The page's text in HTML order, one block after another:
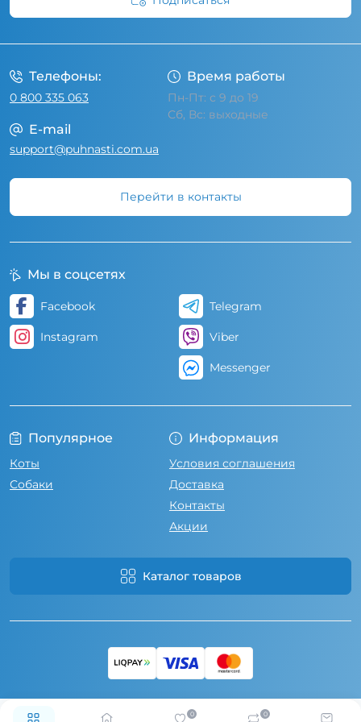
0 0
Телефоны:
0 800 335 063
Время работы
Пн-Пт: с 9 до 19
Сб, Вс: выходные
E-mail
support@puhnasti.com.ua
Перейти в контакты
Популярное
Коты
Собаки
Информация
Условия соглашения
Доставка
Контакты
Акции
Каталог товаров
Мы в соцсетях
Facebook
Instagram
Telegram
Viber
Messenger